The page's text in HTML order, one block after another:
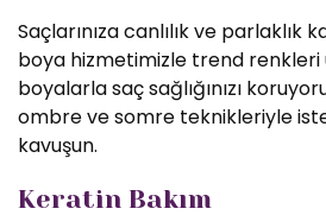
Saçlarınıza canlılık ve parlaklık
boya hizmetimizle trend renkleri
boyalarla saç sağlığınızı
ombre ve somre teknikleriyle
kavuşun.
Keratin Bakım